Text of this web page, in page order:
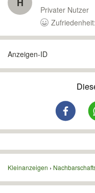
Privater Nutzer
Anzeigen-ID
Kleinanzeigen